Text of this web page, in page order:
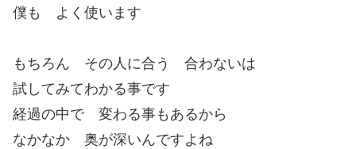
僕も よく使います
もちろん その人に合う 合わないは
試してみてわかる事です
経過の中で 変わる事もあるから
なかなか 奥が深いんですよね